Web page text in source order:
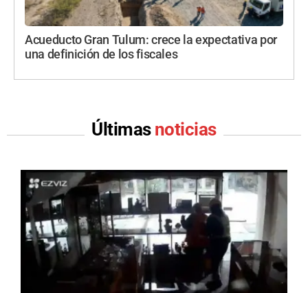
Acueducto Gran Tulum: crece la expectativa por
una definición de los fiscales
Últimas noticias